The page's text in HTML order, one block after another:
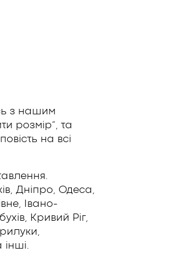
з нашим
розмір”, та
на всі
Дніпро, Одеса,
Івано-
Кривий Ріг,